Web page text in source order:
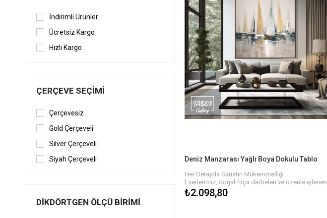
İndirimli Ürünler
Ücretsiz Kargo
Hızlı Kargo
ÇERÇEVE SEÇIMI
Çerçevesiz
Gold Çerçeveli
Silver Çerçeveli
Siyah Çerçeveli
DIKDÖRTGEN ÖLÇÜ BIRIMI
Deniz Manzarası Yağlı Boya Dokulu Tablo
Her Detayda Sanatın Mükemmelliği
Eserlerimiz, doğal fırça darbeleri ve özenle işlenen
detaylarla hayat buluyor. Yağlı boyaların zengin
dokusu, tablonun her köşesinde derinlik ve hareket
₺2.098,80